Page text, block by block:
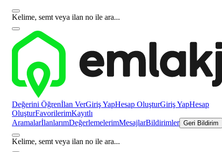
Kelime, semt veya ilan no ile ara...
Değerini Öğrenİlan VerGiriş YapHesap OluşturGiriş YapHesap
OluşturFavorilerimKayıtlı
AramalarİlanlarımDeğerlemelerimMesajlarBildirimler Geri Bildirim
Kelime, semt veya ilan no ile ara...